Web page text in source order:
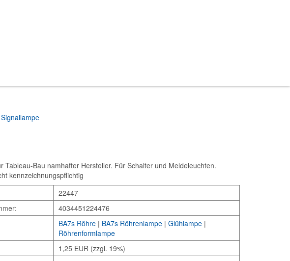
Tableau-Bau namhafter Hersteller. Für Schalter und Meldeleuchten.
kennzeichnungspflichtig
22447
4034451224476
BA7s Röhre| BA7s Röhrenlampe| Glühlampe|
Röhrenformlampe
1,25 EUR (zzgl. 19%)